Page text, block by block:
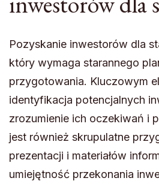
Pozyskanie inwestorów dla
który wymaga starannego
przygotowania. Kluczowym
identyfikacja potencjalnych
zrozumienie ich oczekiwań i
jest również skrupulatne
prezentacji i materiałów
umiejętność przekonania